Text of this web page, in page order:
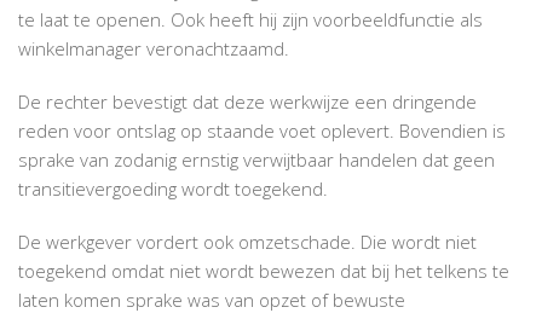
te laat te openen. Ook heeft hij zijn voorbeeldfunctie als
winkelmanager veronachtzaamd.
De rechter bevestigt dat deze werkwijze een dringende
reden voor ontslag op staande voet oplevert. Bovendien is
sprake van zodanig ernstig verwijtbaar handelen dat geen
transitievergoeding wordt toegekend.
De werkgever vordert ook omzetschade. Die wordt niet
toegekend omdat niet wordt bewezen dat bij het telkens te
laten komen sprake was van opzet of bewuste